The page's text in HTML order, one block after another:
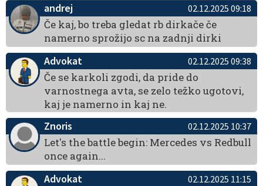
andrej 02.12.2025 09:18
Če kaj, bo treba gledat rb dirkače če
namerno sprožijo sc na zadnji dirki
Advokat
02.12.2025 09:38
Če se karkoli zgodi, da pride do
varnostnega avta, se zelo težko ugotovi,
kaj je namerno in kaj ne.
Znoris
02.12.2025 10:37
Let's the battle begin: Mercedes vs Redbull
once again...
Advokat
02.12.2025 11:15